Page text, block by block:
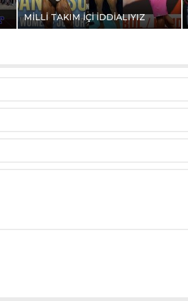
MİLLİ TAKIM İÇİ İDDİALIYIZ